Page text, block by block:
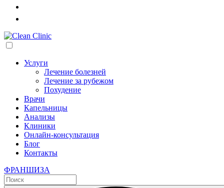
Услуги
Лечение болезней
Лечение за рубежом
Похудение
Врачи
Капельницы
Анализы
Клиники
Онлайн-консультация
Блог
Контакты
ФРАНШИЗА